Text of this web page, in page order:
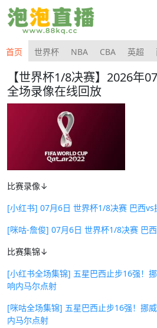
首页 世界杯 NBA CBA 英超
【世界杯1/8决赛】2026年
全场录像在线回放
比赛录像↓
[小红书] 07月6日 世界杯1/8决赛 巴西vs
[咪咕-詹俊] 07月6日 世界杯1/8决赛 巴
比赛集锦↓
[小红书全场集锦] 五星巴西止步16强！
响内马尔点射
[咪咕全场集锦] 五星巴西止步16强！挪
内马尔点射